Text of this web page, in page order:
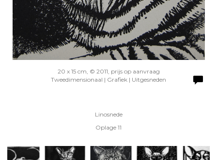
20 x 15 cm, © 2011, prijs op aanvraag
Tweedimensionaal | Grafiek | Uitgesneden
Linosnede
Oplage 11